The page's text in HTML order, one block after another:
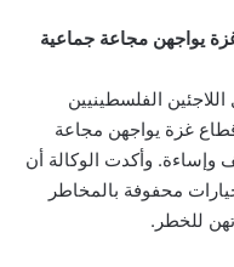
يواجهن مجاعة جماعية
الفلسطينيين
غزة يواجهن مجاعة
وأكدت الوكالة أن
محفوفة بالمخاطر
للخطر.